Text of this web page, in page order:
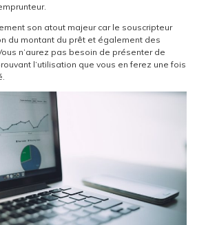
son atout majeur car le souscripteur
du montant du prêt et également des
n’aurez pas besoin de présenter de
l’utilisation que vous en ferez une fois